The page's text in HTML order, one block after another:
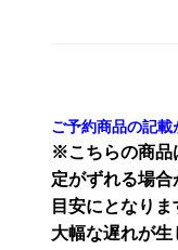
ご予約商品の記
※こちらの商品
定がずれる場
目安にとなりま
大幅な遅れが